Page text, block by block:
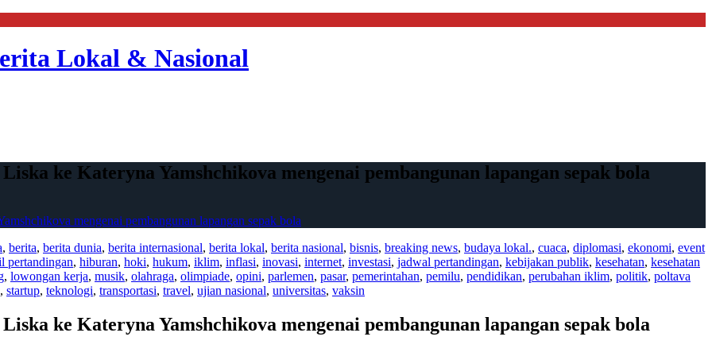
Lokal & Nasional
ke Kateryna Yamshchikova mengenai pembangunan lapangan sepak bola
mengenai pembangunan lapangan sepak bola
, berita, berita dunia, berita internasional, berita lokal, berita nasional, bisnis, breaking news, budaya lokal., cuaca, diplomasi, ekonomi, event
pertandingan, hiburan, hoki, hukum, iklim, inflasi, inovasi, internet, investasi, jadwal pertandingan, kebijakan publik, kesehatan, kesehatan
, lowongan kerja, musik, olahraga, olimpiade, opini, parlemen, pasar, pemerintahan, pemilu, pendidikan, perubahan iklim, politik, poltava
, startup, teknologi, transportasi, travel, ujian nasional, universitas, vaksin
ke Kateryna Yamshchikova mengenai pembangunan lapangan sepak bola